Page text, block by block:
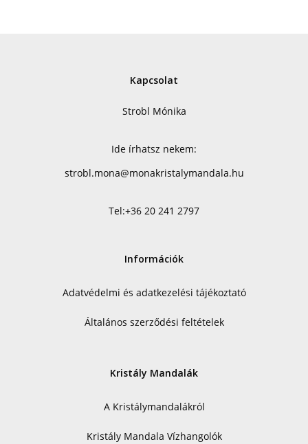
Kapcsolat
Strobl Mónika
Ide írhatsz nekem:
strobl.mona@monakristalymandala.hu
Tel:+36 20 241 2797
Információk
Adatvédelmi és adatkezelési tájékoztató
Általános szerződési feltételek
Kristály Mandalák
A Kristálymandalákról
Kristály Mandala Vízhangolók